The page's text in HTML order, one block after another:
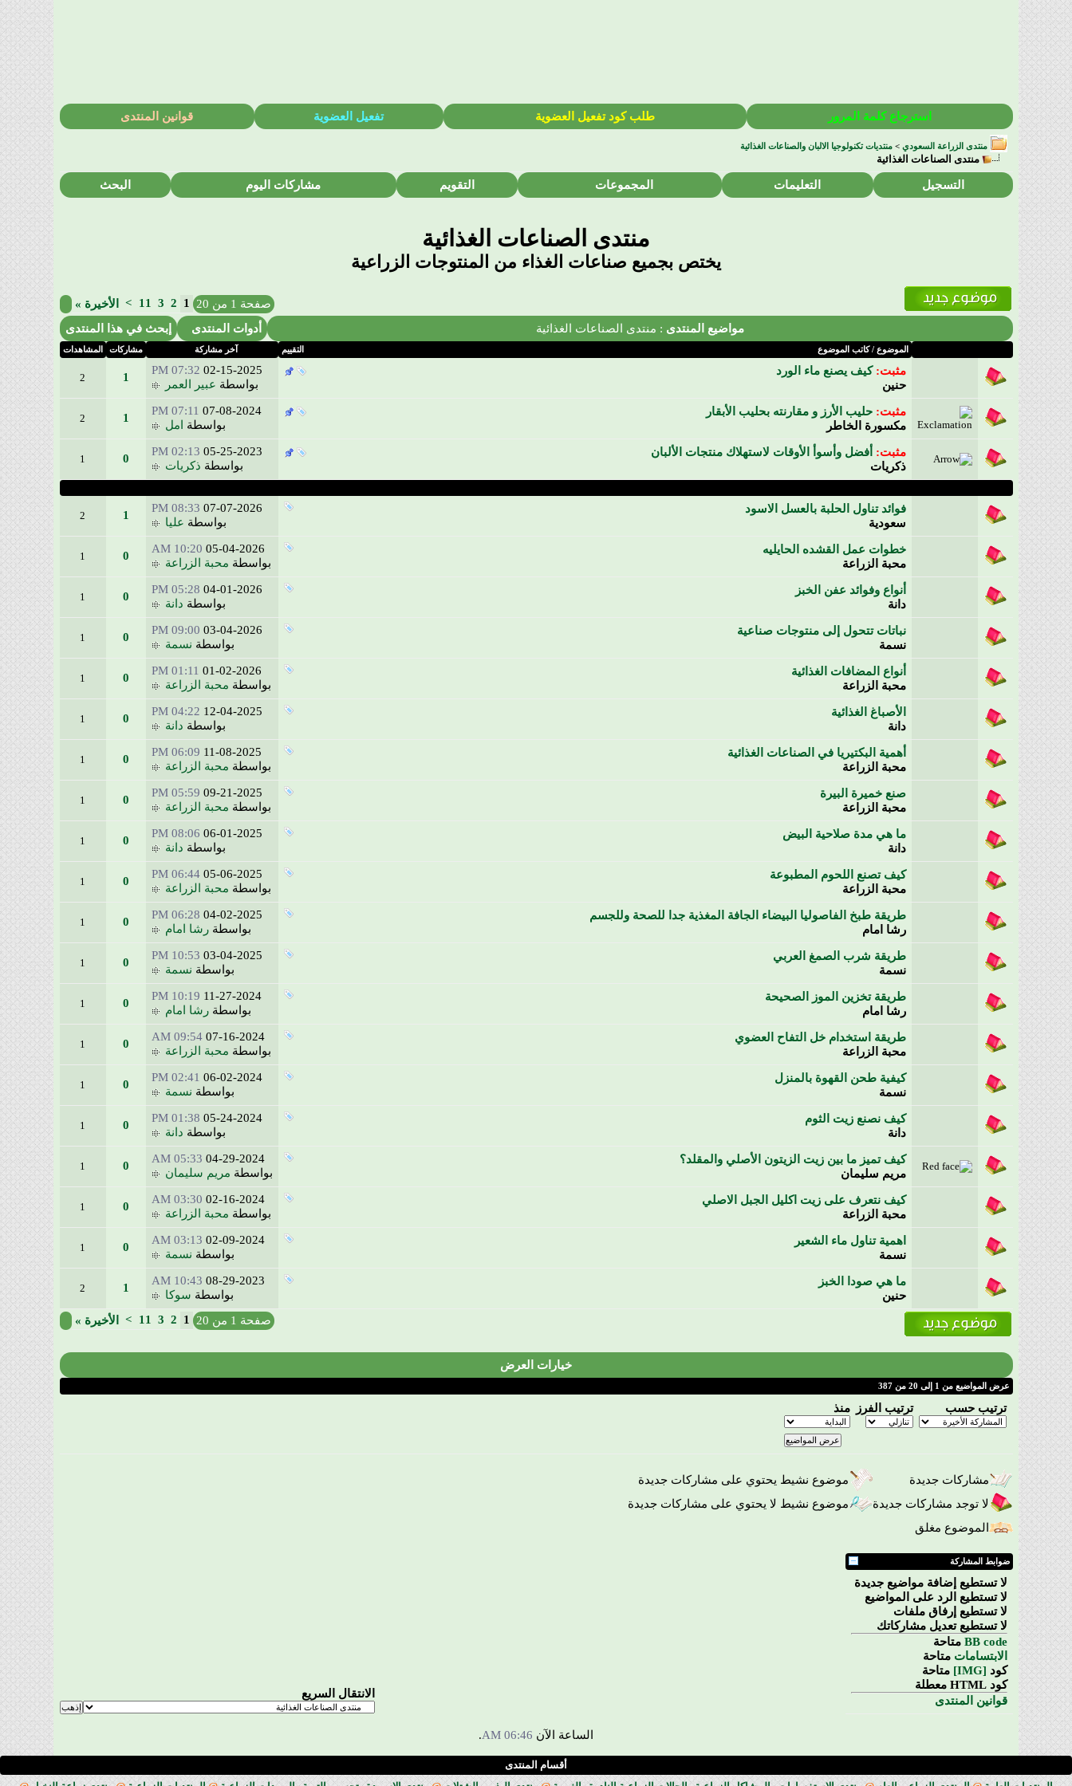
استرجاع كلمة المرور طلب كود تفعيل العضوية تفعيل العضوية قوانين المنتدى
منتدى الزراعة السعودي >منتديات تكنولوجيا الالبان والصناعات الغذائية
منتدى الصناعات الغذائية
التسجيل التعليمات المجموعات التقويم مشاركات اليوم البحث
منتدى الصناعات الغذائية
يختص بجميع صناعات الغذاء من المنتوجات الزراعية
صفحة 1 من 20 1
2
3
11
> الأخيرة »
مواضيع المنتدى : منتدى الصناعات الغذائية أدوات المنتدى إبحث في هذا المنتدى
التقييم الموضوع /كاتب الموضوع آخر مشاركة مشاركات المشاهدات
مثبت: كيف يصنع ماء الورد
حنين
02-15-2025
07:32 PM
بواسطة عبير العمر
1
2
مثبت: حليب الأرز و مقارنته بحليب الأبقار
مكسورة الخاطر
07-08-2024
07:11 PM
بواسطة
امل
1
2
مثبت: أفضل وأسوأ الأوقات لاستهلاك منتجات الألبان
ذكريات
05-25-2023
02:13 PM
بواسطة ذكريات
0
1
فوائد تناول الحلبة بالعسل الاسود
سعودية
07-07-2026
08:33 PM
بواسطة عليا
1
2
خطوات عمل القشده الحايليه
محبة الزراعة
05-04-2026
10:20 AM
بواسطة محبة الزراعة
0
1
أنواع وفوائد عفن الخبز
دانة
04-01-2026
05:28 PM
بواسطة دانة
0
1
نباتات تتحول إلى منتوجات صناعية
نسمة
03-04-2026
09:00 PM
بواسطة نسمة
0
1
أنواع المضافات الغذائية
محبة الزراعة
01-02-2026
01:11 PM
بواسطة محبة الزراعة
0
1
الأصباغ الغذائية
دانة
12-04-2025
04:22 PM
بواسطة دانة
0
1
أهمية البكتيريا في الصناعات الغذائية
محبة الزراعة
11-08-2025
06:09 PM
بواسطة محبة الزراعة
0
1
صنع خميرة البيرة
محبة الزراعة
09-21-2025
05:59 PM
بواسطة محبة الزراعة
0
1
ما هي مدة صلاحية البيض
دانة
06-01-2025
08:06 PM
بواسطة دانة
0
1
كيف تصنع اللحوم المطبوعة
محبة الزراعة
05-06-2025
06:44 PM
بواسطة محبة الزراعة
0
1
طريقة طبخ الفاصوليا البيضاء الجافة المغذية جدا للصحة وللجسم
رشا امام
04-02-2025
06:28 PM
بواسطةرشا امام
0
1
طريقة شرب الصمغ العربي
نسمة
03-04-2025
10:53 PM
بواسطة نسمة
0
1
طريقة تخزين الموز الصحيحة
رشا امام
11-27-2024
10:19 PM
بواسطةرشا امام
0
1
طريقة استخدام خل التفاح العضوي
محبة الزراعة
07-16-2024
09:54 AM
بواسطة محبة الزراعة
0
1
كيفية طحن القهوة بالمنزل
نسمة
06-02-2024
02:41 PM
بواسطة نسمة
0
1
كيف نصنع زيت الثوم
دانة
05-24-2024
01:38 PM
بواسطة دانة
0
1
كيف تميز ما بين زيت الزيتون الأصلي والمقلد؟
مريم سليمان
04-29-2024
05:33 AM
بواسطة مريم سليمان
0
1
كيف نتعرف على زيت اكليل الجبل الاصلي
محبة الزراعة
02-16-2024
03:30 AM
بواسطة محبة الزراعة
0
1
اهمية تناول ماء الشعير
نسمة
02-09-2024
03:13 AM
بواسطة نسمة
0
1
ما هي صودا الخبز
حنين
08-29-2023
10:43 AM
بواسطة سوكا
1
2
صفحة 1 من 20 1
2
3
11
> الأخيرة »
خيارات العرض
عرض المواضيع من 1 إلى 20 من 387
ترتيب حسب ترتيب الفرز منذ
مشاركات جديدة
موضوع نشيط يحتوي على مشاركات جديدة
لا توجد مشاركات جديدة
موضوع نشيط لا يحتوي على مشاركات جديدة
الموضوع مغلق
ضوابط المشاركة
لا تستطيع إضافة مواضيع جديدة
لا تستطيع الرد على المواضيع
لا تستطيع إرفاق ملفات
لا تستطيع تعديل مشاركاتك
BB code متاحة
الابتسامات متاحة
كود [IMG]
متاحة
كود HTML
معطلة
قوانين المنتدى
الانتقال السريع
الساعة الآن 06:46 AM
.
أقسام المنتدى